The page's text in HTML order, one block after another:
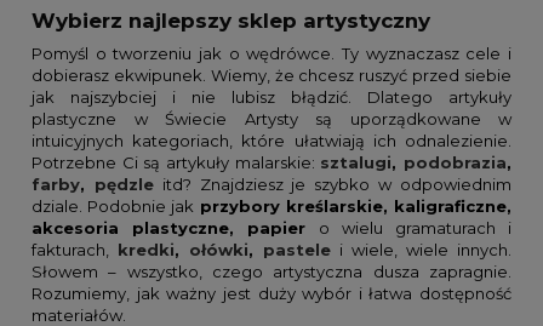
Wybierz najlepszy sklep artystyczny
Pomyśl o tworzeniu jak o wędrówce. Ty wyznaczasz cele i
dobierasz ekwipunek. Wiemy, że chcesz ruszyć przed siebie
jak najszybciej i nie lubisz błądzić. Dlatego artykuły
plastyczne w Świecie Artysty są uporządkowane w
intuicyjnych kategoriach, które ułatwiają ich odnalezienie.
Potrzebne Ci są artykuły malarskie: sztalugi, podobrazia,
farby, pędzleitd? Znajdziesz je szybko w odpowiednim
dziale. Podobnie jak przybory kreślarskie, kaligraficzne,
akcesoria plastyczne, papier o wielu gramaturach i
fakturach, kredki, ołówki, pastele i wiele, wiele innych.
Słowem – wszystko, czego artystyczna dusza zapragnie.
Rozumiemy, jak ważny jest duży wybór i łatwa dostępność
materiałów.